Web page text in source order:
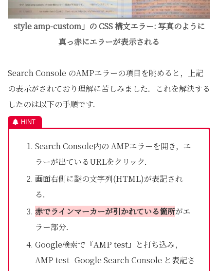
style amp-custom」の CSS 構文エラー: 写真のように
真っ赤にエラーが表示される
Search Console のAMPエラーの項目を眺めると，上記
の表示がされており理解に苦しみました．これを解決する
したのは以下の手順です．
Search Console内の AMPエラーを開き，エ
ラーが出ているURLをクリック．
画面右側に謎の文字列(HTML)が表記され
る．
赤でラインマーカーが引かれている箇所がエ
ラー部分．
Google検索で『AMP test』と打ち込み，
AMP test -Google Search Console と表記さ